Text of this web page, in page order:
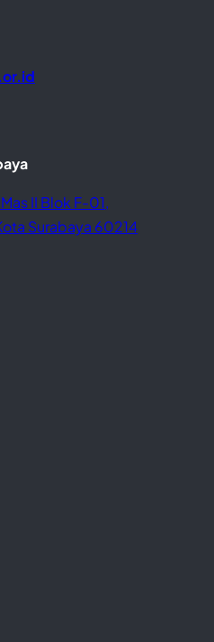
II Blok F-01,
Surabaya 60214